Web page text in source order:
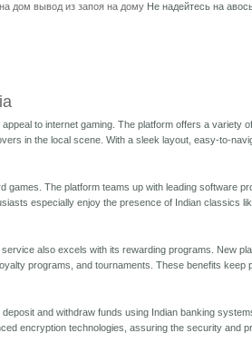
дом вывод из запоя на дому Не надейтесь на
to internet gaming. The platform offers a variety
in the local scene. With a sleek layout, easy-to-
games. The platform teams up with leading software
especially enjoy the presence of Indian classics
also excels with its rewarding programs. New
programs, and tournaments. These benefits keep
and withdraw funds using Indian banking
encryption technologies, assuring the security and